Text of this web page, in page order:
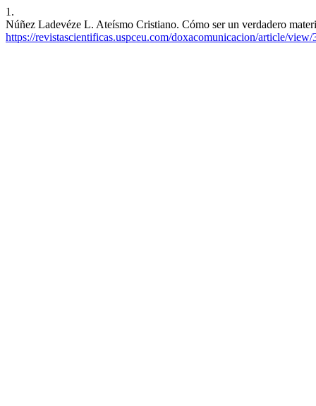
1.
Núñez Ladevéze L. Ateísmo Cristiano. Cómo ser un verdadero
https://revistascientificas.uspceu.com/doxacomunicacion/article/view/